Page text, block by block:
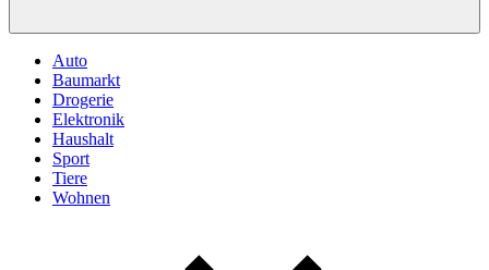
Auto
Baumarkt
Drogerie
Elektronik
Haushalt
Sport
Tiere
Wohnen